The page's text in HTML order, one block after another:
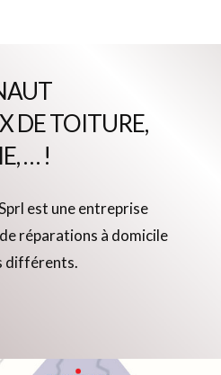
DE TOITURE,
… !
est une entreprise
réparations à domicile
différents.